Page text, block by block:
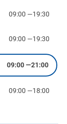
09:00 —19:30
09:00 —19:30
09:00—21:00
09:00 —18:00